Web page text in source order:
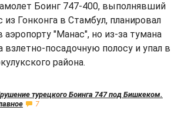
Боинг 747-400, выполнявший
из Гонконга в Стамбул, планировал
аэропорту "Манас", но из-за тумана
взлетно-посадочную полосу и упал в
района.
турецкого Боинга 747 под Бишкеком.
7